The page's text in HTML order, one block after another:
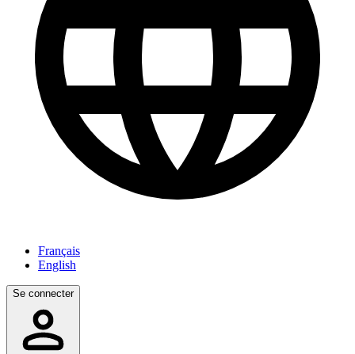
Français
English
Se connecter